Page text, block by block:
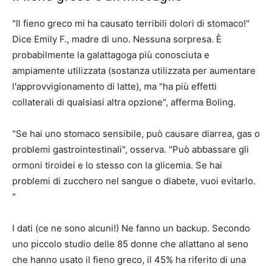
"Il fieno greco mi ha causato terribili dolori di stomaco!"
Dice Emily F., madre di uno. Nessuna sorpresa. È
probabilmente la galattagoga più conosciuta e
ampiamente utilizzata (sostanza utilizzata per aumentare
l'approvvigionamento di latte), ma "ha più effetti
collaterali di qualsiasi altra opzione", afferma Boling.
"Se hai uno stomaco sensibile, può causare diarrea, gas o
problemi gastrointestinali", osserva. "Può abbassare gli
ormoni tiroidei e lo stesso con la glicemia. Se hai
problemi di zucchero nel sangue o diabete, vuoi evitarlo.
"
I dati (ce ne sono alcuni!) Ne fanno un backup. Secondo
uno piccolo studio delle 85 donne che allattano al seno
che hanno usato il fieno greco, il 45% ha riferito di una